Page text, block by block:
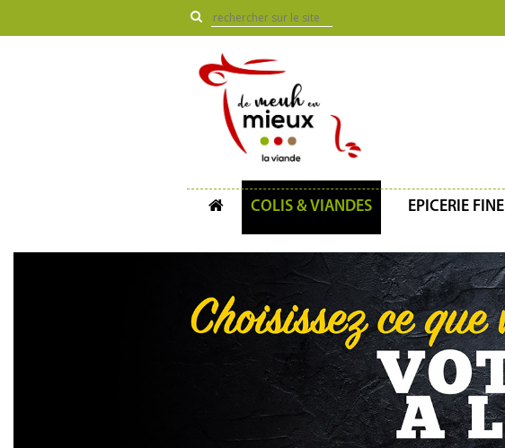
COLIS & VIANDES EPICERIE FINE